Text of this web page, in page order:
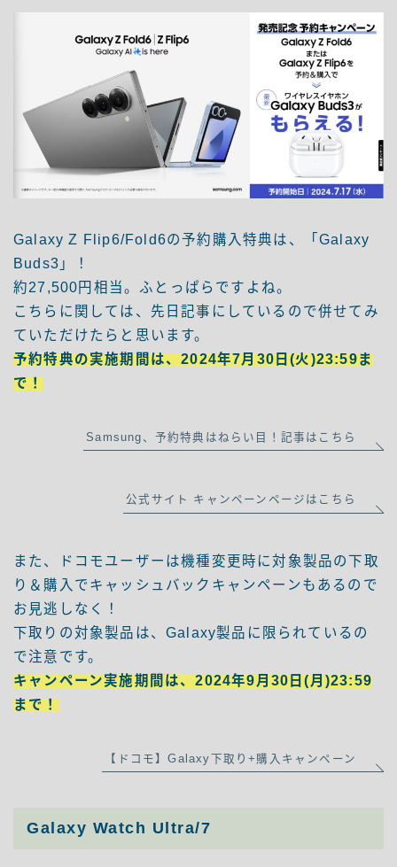
Galaxy Z Flip6/Fold6の予約購入特典は、「Galaxy
Buds3」！
約27,500円相当。ふとっぱらですよね。
こちらに関しては、先日記事にしているので併せてみ
ていただけたらと思います。
予約特典の実施期間は、2024年7月30日(火)23:59ま
で！
Samsung、予約特典はねらい目！記事はこちら
公式サイト キャンペーンページはこちら
また、ドコモユーザーは機種変更時に対象製品の下取
り＆購入でキャッシュバックキャンペーンもあるので
お見逃しなく！
下取りの対象製品は、Galaxy製品に限られているの
で注意です。
キャンペーン実施期間は、2024年9月30日(月)23:59
まで！
【ドコモ】Galaxy下取り+購入キャンペーン
Galaxy Watch Ultra/7